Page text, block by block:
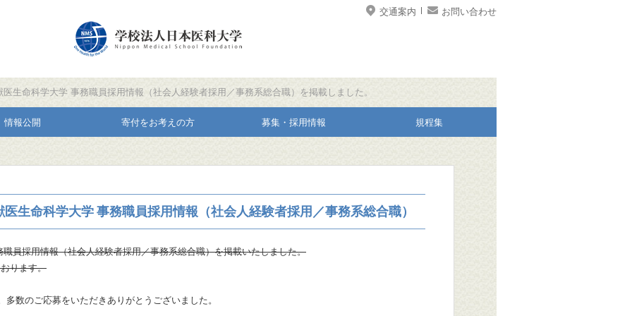
交通案内 お問い合わせ
生命科学大学 事務職員採用情報（社会人経験者採用／事務系総合職）を掲載しました。
情報公開 寄付をお考えの方 募集・採用情報 規程集
生命科学大学 事務職員採用情報（社会人経験者採用／事務系総合職）
員採用情報（社会人経験者採用／事務系総合職）を掲載いたしました。
ります。
数のご応募をいただきありがとうございました。